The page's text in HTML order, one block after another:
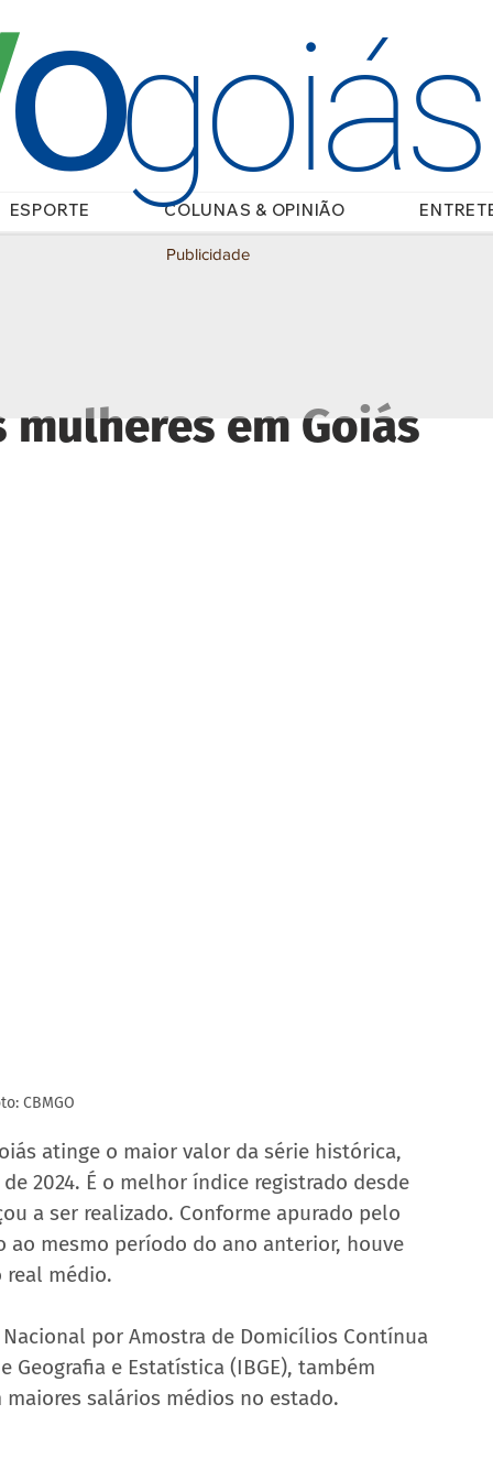
ESPORTE COLUNAS & OPINIÃO
O
em Goiás
CBMGO
atinge o maior valor da série histórica,
2024. É o melhor índice registrado desde
a ser realizado. Conforme apurado pelo
mesmo período do ano anterior, houve
real médio.
por Amostra de Domicílios Contínua
e Estatística (IBGE), também
salários médios no estado.
Publicidade